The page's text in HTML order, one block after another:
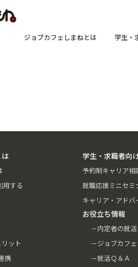
ジョブカフェしまねとは 学生・
用する
ット
携
学生・求職者向
予約制キャリア相
就職応援ミニセミ
キャリア・アドバ
お役立ち情報
－内定者の就
－ジョブカフェ
－就活Ｑ＆Ａ